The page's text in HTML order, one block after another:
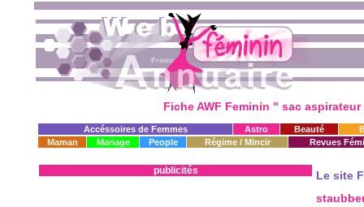
Fiche AWF Feminin " sac
Accéssoires de Femmes Astro Beauté
Maman
Mariage People Régime / Mincir Revues
publicités
Le site